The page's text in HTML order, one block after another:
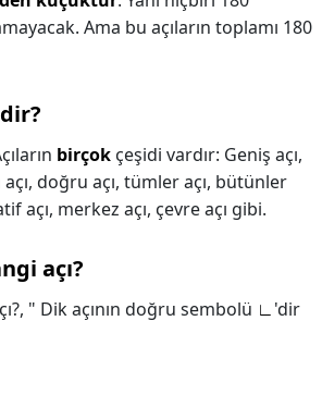
Ama bu açıların toplamı 180
birçok çeşidi vardır: Geniş açı,
açı, doğru açı, tümler açı, bütünler
açı, merkez açı, çevre açı gibi.
açı?
" Dik açının doğru sembolü ∟'dir